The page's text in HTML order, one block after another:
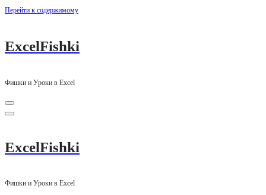
Перейти к содержимому
ExcelFishki
Фишки и Уроки в Excel
ExcelFishki
Фишки и Уроки в Excel